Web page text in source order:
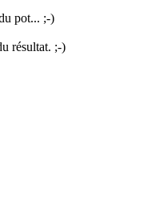
pot... ;-)
résultat. ;-)